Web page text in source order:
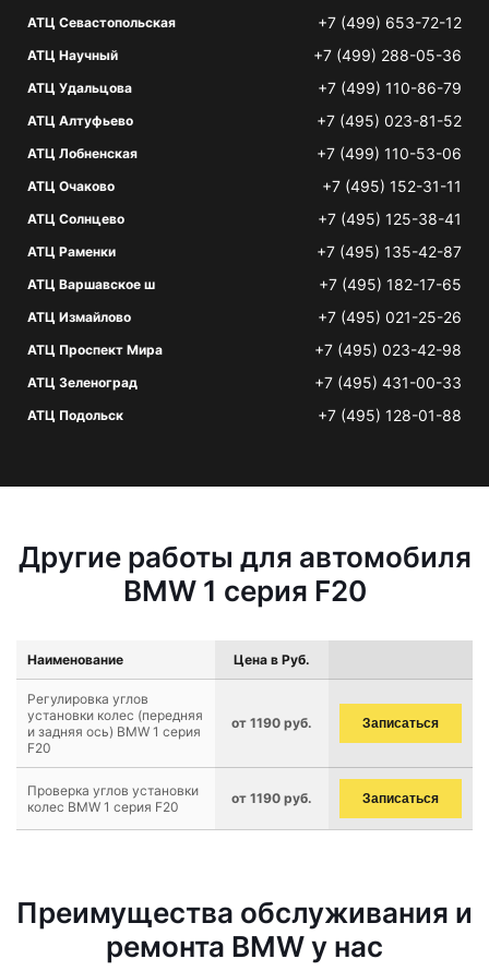
АТЦ Севастопольская +7 (499) 653-72-12
АТЦ Научный +7 (499) 288-05-36
АТЦ Удальцова +7 (499) 110-86-79
АТЦ Алтуфьево +7 (495) 023-81-52
АТЦ Лобненская +7 (499) 110-53-06
АТЦ Очаково +7 (495) 152-31-11
АТЦ Солнцево +7 (495) 125-38-41
АТЦ Раменки +7 (495) 135-42-87
АТЦ Варшавское ш +7 (495) 182-17-65
АТЦ Измайлово +7 (495) 021-25-26
АТЦ Проспект Мира +7 (495) 023-42-98
АТЦ Зеленоград +7 (495) 431-00-33
АТЦ Подольск +7 (495) 128-01-88
Другие работы для автомобиля
BMW 1 серия F20
Наименование Цена в Руб.
Регулировка углов
установки колес (передняя
и задняя ось) BMW 1 серия
F20
от 1190 руб. Записаться
Проверка углов установки
колес BMW 1 серия F20
от 1190 руб. Записаться
Преимущества обслуживания и
ремонта BMW у нас